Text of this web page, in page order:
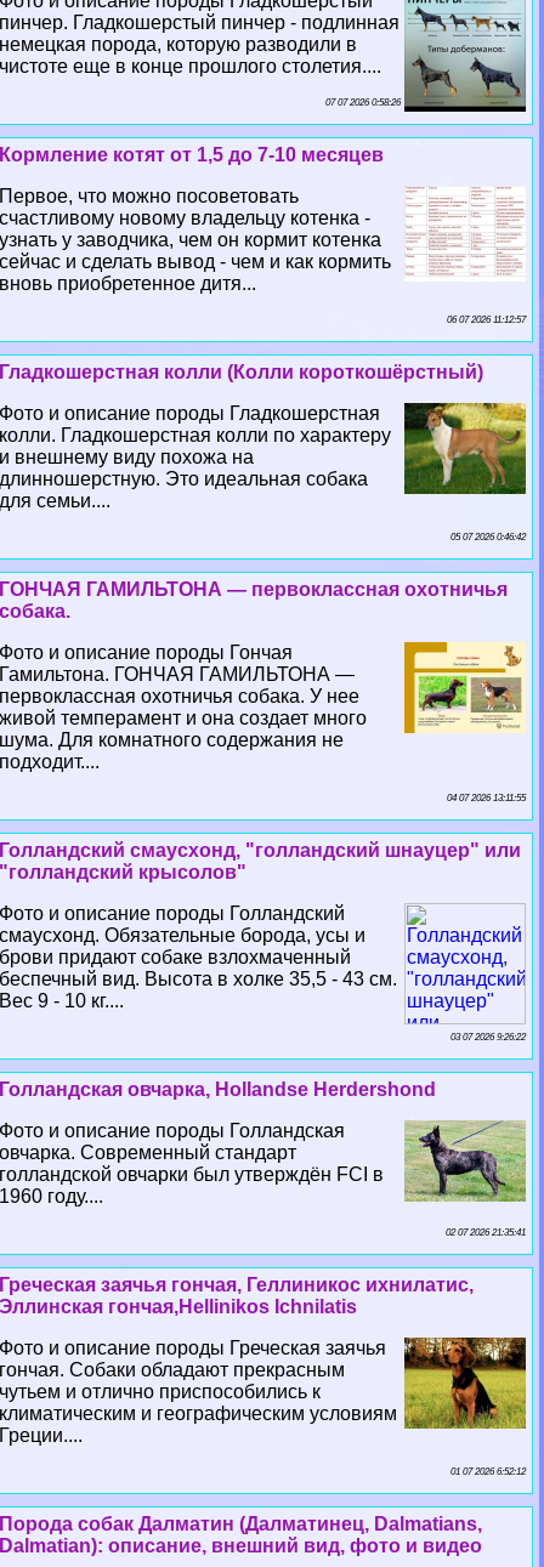
пинчер. Гладкошерстый пинчер - подлинная
немецкая порода, которую разводили в
чистоте еще в конце прошлого столетия....
07 07 2026 0:58:26
Кормление котят от 1,5 до 7-10 месяцев
Первое, что можно посоветовать
счастливому новому владельцу котенка -
узнать у заводчика, чем он кормит котенка
сейчас и сделать вывод - чем и как кормить
вновь приобретенное дитя...
06 07 2026 11:12:57
Гладкошерстная колли (Колли короткошёрстный)
Фото и описание породы Гладкошерстная
колли. Гладкошерстная колли по хаpaктеру
и внешнему виду похожа на
длинношерстную. Это идеальная собака
для семьи....
05 07 2026 0:46:42
ГОНЧАЯ ГАМИЛЬТОНА — первоклассная охотничья
собака.
Фото и описание породы Гончая
Гамильтона. ГОНЧАЯ ГАМИЛЬТОНА —
первоклассная охотничья собака. У нее
живой темперамент и она создает много
шума. Для комнатного содержания не
подходит....
04 07 2026 13:11:55
Голландский смаусхонд, "голландский шнауцер" или
"голландский крысолов"
Фото и описание породы Голландский
смаусхонд. Обязательные борода, усы и
брови придают собаке взлохмаченный
беспечный вид. Высота в холке 35,5 - 43 см.
Вес 9 - 10 кг....
03 07 2026 9:26:22
Голландская овчарка, Hollandse Herdershond
Фото и описание породы Голландская
овчарка. Современный стандарт
голландской овчарки был утверждён FCI в
1960 году....
02 07 2026 21:35:41
Греческая заячья гончая, Геллиникос ихнилатис,
Эллинская гончая,Hellinikos Ichnilatis
Фото и описание породы Греческая заячья
гончая. Собаки обладают прекрасным
чутьем и отлично приспособились к
климатическим и географическим условиям
Греции....
01 07 2026 6:52:12
Порода собак Далматин (Далматинец, Dalmatians,
Dalmatian): описание, внешний вид, фото и видео